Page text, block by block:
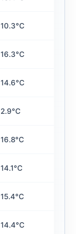
10.3°C
16.3°C
14.6°C
2.9°C
16.8°C
14.1°C
15.4°C
14.4°C